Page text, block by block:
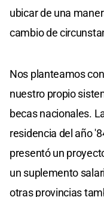
ubicar de una
cambio de
Nos planteamos
nuestro propio
becas nacionales.
residencia del año
presentó un
un suplemento
otras provincias